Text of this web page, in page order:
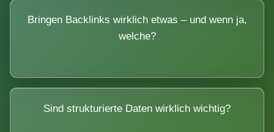
Bringen Backlinks wirklich etwas – und wenn ja,
welche?
Sind strukturierte Daten wirklich wichtig?